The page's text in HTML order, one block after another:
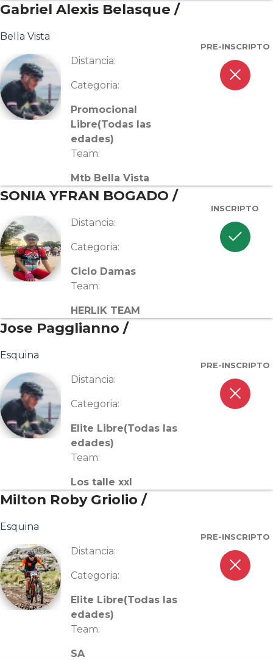
Gabriel Alexis Belasque /
Bella Vista
Distancia:
Categoria:
Promocional
Libre(Todas las
edades)
Team:
Mtb Bella Vista
PRE-INSCRIPTO
close
SONIA YFRAN BOGADO /
Distancia:
Categoria:
Ciclo Damas
Team:
HERLIK TEAM
INSCRIPTO
check
Jose Pagglianno /
Esquina
Distancia:
Categoria:
Elite Libre(Todas las
edades)
Team:
Los talle xxl
PRE-INSCRIPTO
close
Milton Roby Griolio /
Esquina
Distancia:
Categoria:
Elite Libre(Todas las
edades)
Team:
SA
PRE-INSCRIPTO
close